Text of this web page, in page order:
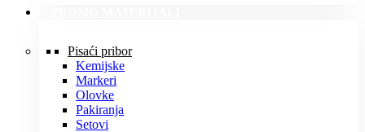
Pisaći pribor
Kemijske
Markeri
Olovke
Pakiranja
Setovi